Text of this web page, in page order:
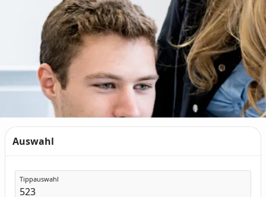
Auswahl
Tippauswahl